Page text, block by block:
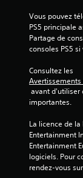
Vous pouvez
PS5 principale
Partage de
consoles PS5
Consultez les
importantes.
La licence de
Entertainment
Entertainment
logiciels. Pour
rendez-vous